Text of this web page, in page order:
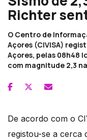
Richter
O Centro de
Açores (CIVISA)
Açores, pelas 08h48
com magnitude 2,3
De acordo com o
registou-se a cerca